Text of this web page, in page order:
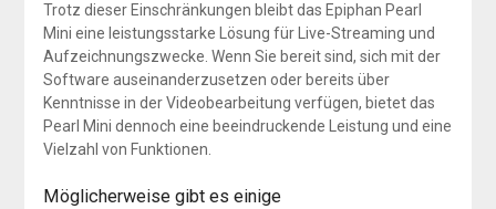
Trotz dieser Einschränkungen bleibt das Epiphan Pearl
Mini eine leistungsstarke Lösung für Live-Streaming und
Aufzeichnungszwecke. Wenn Sie bereit sind, sich mit der
Software auseinanderzusetzen oder bereits über
Kenntnisse in der Videobearbeitung verfügen, bietet das
Pearl Mini dennoch eine beeindruckende Leistung und eine
Vielzahl von Funktionen.
Möglicherweise gibt es einige